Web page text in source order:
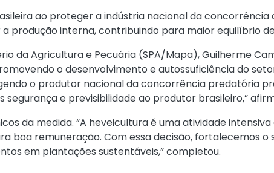
ao proteger a indústria nacional da concorrência
produção interna, contribuindo para maior equilíbrio
da Agricultura e Pecuária (SPA/Mapa), Guilherme
o desenvolvimento e autossuficiência do
o produtor nacional da concorrência predatória
segurança e previsibilidade ao produtor brasileiro,”
da medida. “A heveicultura é uma atividade
boa remuneração. Com essa decisão, fortalecemos
em plantações sustentáveis,” completou.